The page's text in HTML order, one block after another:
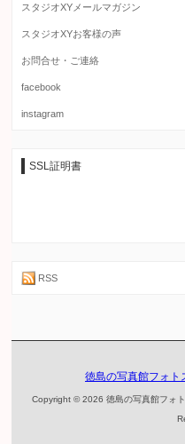
スタジオXYメールマガジン
スタジオXYお客様の声
お問合せ・ご連絡
facebook
instagram
SSL証明書
RSS
徳島の写真館フォト
Copyright © 2026 徳島の写真館フォ